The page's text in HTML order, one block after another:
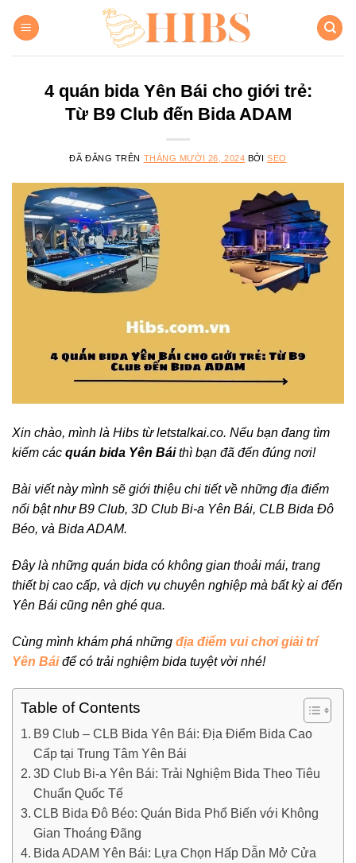
đến
4 quán bida Yên Bái cho giới trẻ:
Từ B9 Club đến Bida ADAM
ĐÃ ĐĂNG TRÊN THÁNG MƯỜI 26, 2024 BỞISEO
Xin chào, mình là Hibs từ letstalkai.co. Nếu bạn đang tìm
kiếm các quán bida Yên Báithì bạn đã đến đúng nơi!
Bài viết này mình sẽ giới thiệu chi tiết về những địa điểm
nổi bật như B9 Club, 3D Club Bi-a Yên Bái, CLB Bida Đô
Béo, và Bida ADAM.
Đây là những quán bida có không gian thoải mái, trang
thiết bị cao cấp, và dịch vụ chuyên nghiệp mà bất kỳ ai đến
Yên Bái cũng nên ghé qua.
Cùng mình khám phá những địa điểm vui chơi giải trí
Yên Báiđể có trải nghiệm bida tuyệt vời nhé!
Table of Contents
B9 Club – CLB Bida Yên Bái: Địa Điểm Bida Cao
Cấp tại Trung Tâm Yên Bái
3D Club Bi-a Yên Bái: Trải Nghiệm Bida Theo Tiêu
Chuẩn Quốc Tế
CLB Bida Đô Béo: Quán Bida Phổ Biến với Không
Gian Thoáng Đãng
Bida ADAM Yên Bái: Lựa Chọn Hấp Dẫn Mở Cửa